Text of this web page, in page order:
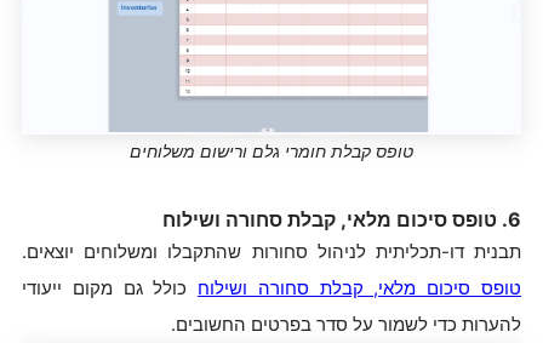
טופס קבלת חומרי גלם ורישום משלוחים
6. טופס סיכום מלאי, קבלת סחורה ושילוח
תבנית דו-תכליתית לניהול סחורות שהתקבלו ומשלוחים יוצאים.
טופס סיכום מלאי, קבלת סחורה ושילוח כולל גם מקום ייעודי
להערות כדי לשמור על סדר בפרטים החשובים.